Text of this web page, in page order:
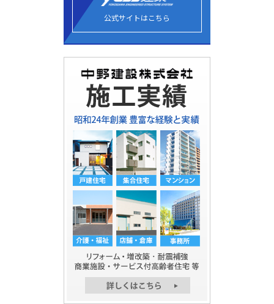
公式サイトはこちら